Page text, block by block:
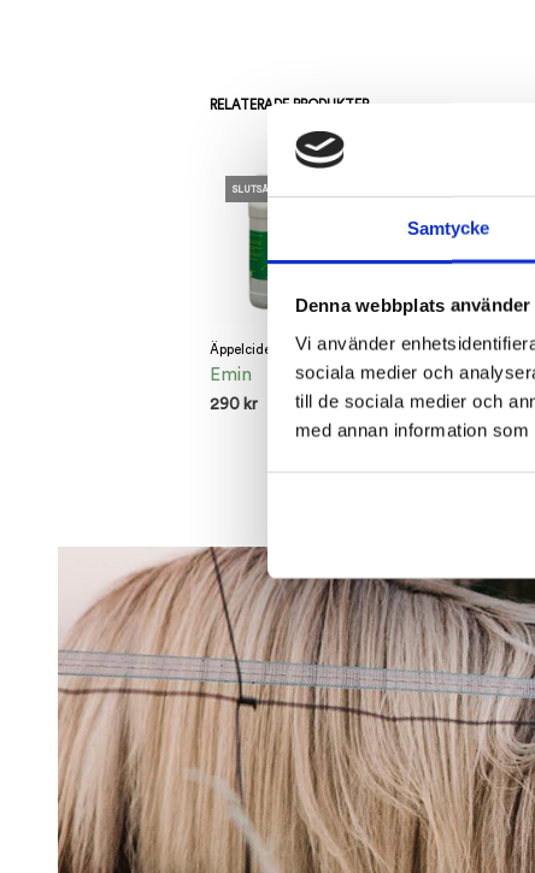
Samtycke
Denna webbplats
Vi använder
sociala medier och
till de sociala medier och
med annan information
RELATERADE PRODUKTER
SLUTSÅLD
Äppelcidervinäger
Emin
290 kr
LÄGG TILL I VARUKORG
Radital liniment
Trikem
94kr
LÄGG TILL I